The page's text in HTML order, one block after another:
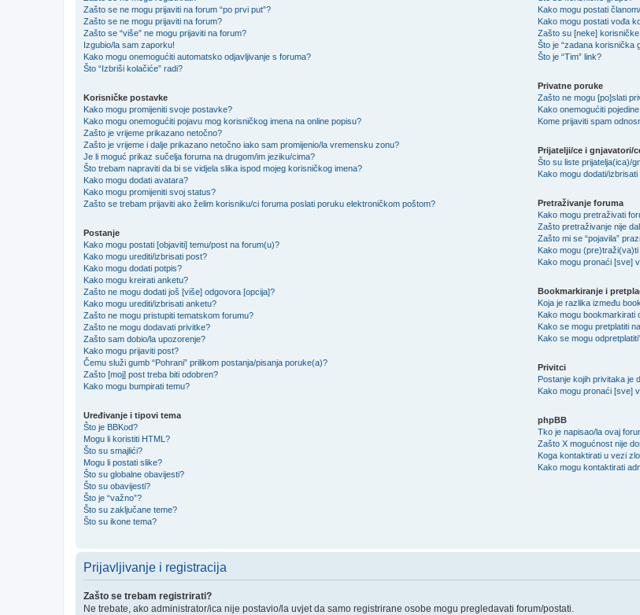
Zašto se ne mogu prijaviti na forum “po prvi put”?
Zašto se ne mogu prijaviti na forum?
Zašto se “više” ne mogu prijaviti na forum?
Izgubio/la sam zaporku!
Kako mogu onemogućiti automatsko odjavljivanje s foruma?
Što “Izbriši kolačiće” radi?
Korisničke postavke
Kako mogu promijeniti svoje postavke?
Kako mogu onemogućiti pojavu mog korisničkog imena na online popisu?
Zašto je vrijeme prikazano netočno?
Zašto je vrijeme i dalje prikazano netočno iako sam promijenio/la vremensku zonu?
Je li moguć prikaz sučelja foruma na drugom/im jeziku/cima?
Što trebam napraviti da bi se vidjela slika ispod mojeg korisničkog imena?
Kako mogu dodati avatara?
Kako mogu promijeniti svoj status?
Zašto se trebam prijaviti ako želim korisniku/ci foruma poslati poruku elektroničkom poštom?
Postanje
Kako mogu postati [objaviti] temu/post na forum(u)?
Kako mogu urediti/izbrisati post?
Kako mogu dodati potpis?
Kako mogu kreirati anketu?
Zašto ne mogu dodati još [više] odgovora [opcija]?
Kako mogu urediti/izbrisati anketu?
Zašto ne mogu pristupiti tematskom forumu?
Zašto ne mogu dodavati privitke?
Zašto sam dobio/la upozorenje?
Kako mogu prijaviti post?
Čemu služi gumb “Pohrani” prilikom postanja/pisanja poruke(a)?
Zašto [moj] post treba biti odobren?
Kako mogu bumpirati temu?
Uređivanje i tipovi tema
Što je BBKod?
Mogu li koristiti HTML?
Što su smajlići?
Mogu li postati slike?
Što su globalne obavijesti?
Što su obavijesti?
Što je “važno”?
Što su zaključane teme?
Što su ikone tema?
Kako mogu postati
Kako mogu postati vođa
Zašto su [neke]
Što je “zadana korisnička
Što je “Tim” link?
Privatne poruke
Zašto ne mogu [po]slati
Kako onemogućiti
Kome prijaviti spam
Prijatelji/ce i gnjavatori/
Što su liste prijatelja(ica)/
Kako mogu dodati/
Pretraživanje foruma
Kako mogu pretraživati
Zašto pretraživanje nije
Zašto mi se “pojavila”
Kako mogu
Kako mogu pronaći [sve]
Bookmarkiranje i
Koja je razlika između
Kako mogu bookmarkirati
Kako se mogu pretplatiti
Kako se mogu
Privitci
Postanje kojih privitaka je
Kako mogu pronaći [sve]
phpBB
Tko je napisao/la ovaj
Zašto X mogućnost nije
Koga kontaktirati u vezi
Kako mogu kontaktirati
Prijavljivanje i registracija
Zašto se trebam registrirati?
Ne trebate, ako administrator/ica nije postavio/la uvjet da samo registrirane osobe mogu pregledavati forum/postati.